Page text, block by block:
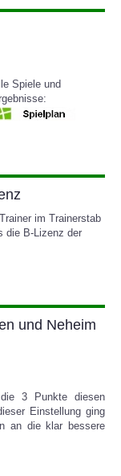
Spiele und
im Trainerstab
die B-Lizenz der
und Neheim
3 Punkte diesen
Einstellung ging
an die klar bessere